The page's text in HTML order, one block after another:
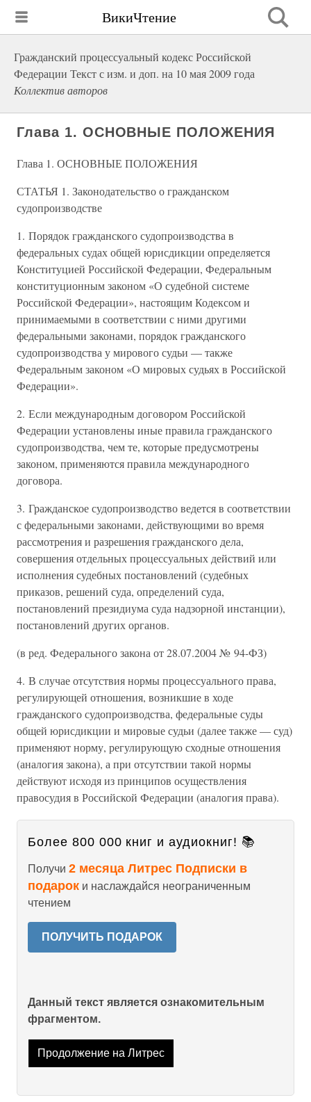
ВикиЧтение
Гражданский процессуальный кодекс Российской
Федерации Текст с изм. и доп. на 10 мая 2009 года
Коллектив авторов
Глава 1. ОСНОВНЫЕ ПОЛОЖЕНИЯ
Глава 1. ОСНОВНЫЕ ПОЛОЖЕНИЯ
СТАТЬЯ 1. Законодательство о гражданском
судопроизводстве
1. Порядок гражданского судопроизводства в
федеральных судах общей юрисдикции определяется
Конституцией Российской Федерации, Федеральным
конституционным законом «О судебной системе
Российской Федерации», настоящим Кодексом и
принимаемыми в соответствии с ними другими
федеральными законами, порядок гражданского
судопроизводства у мирового судьи — также
Федеральным законом «О мировых судьях в Российской
Федерации».
2. Если международным договором Российской
Федерации установлены иные правила гражданского
судопроизводства, чем те, которые предусмотрены
законом, применяются правила международного
договора.
3. Гражданское судопроизводство ведется в соответствии
с федеральными законами, действующими во время
рассмотрения и разрешения гражданского дела,
совершения отдельных процессуальных действий или
исполнения судебных постановлений (судебных
приказов, решений суда, определений суда,
постановлений президиума суда надзорной инстанции),
постановлений других органов.
(в ред. Федерального закона от 28.07.2004 № 94-ФЗ)
4. В случае отсутствия нормы процессуального права,
регулирующей отношения, возникшие в ходе
гражданского судопроизводства, федеральные суды
общей юрисдикции и мировые судьи (далее также — суд)
применяют норму, регулирующую сходные отношения
(аналогия закона), а при отсутствии такой нормы
действуют исходя из принципов осуществления
правосудия в Российской Федерации (аналогия права).
Более 800 000 книг и аудиокниг! 📚
Получи 2 месяца Литрес Подписки в
подарок и наслаждайся неограниченным
чтением
ПОЛУЧИТЬ ПОДАРОК
Данный текст является ознакомительным
фрагментом.
Продолжение на Литрес